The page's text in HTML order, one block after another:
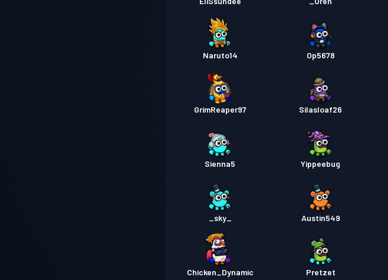
Naruto14 Op5678
GrimReaper97 Silasloaf26
Sienna5 Yippeebug
_sky_ Austin549
Chicken_Dynamic Pretzet